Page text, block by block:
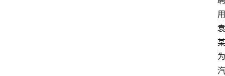
用
袁
某
为
汽